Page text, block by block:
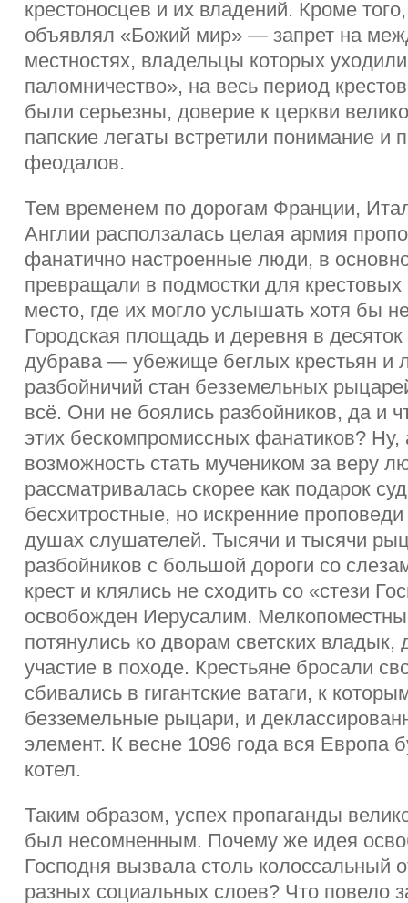
крестоносцев и их владений. Кроме
объявлял «Божий мир» — запрет на
местностях, владельцы которых
паломничество», на весь период
были серьезны, доверие к церкви
папские легаты встретили понимание и
феодалов.
Тем временем по дорогам Франции,
Англии расползалась целая армия
фанатично настроенные люди, в
превращали в подмостки для
место, где их могло услышать хотя бы
Городская площадь и деревня в
дубрава — убежище беглых крестьян и
разбойничий стан безземельных
всё. Они не боялись разбойников, да и
этих бескомпромиссных фанатиков?
возможность стать мучеником за веру
рассматривалась скорее как подарок
бесхитростные, но искренние
душах слушателей. Тысячи и тысячи
разбойников с большой дороги со
крест и клялись не сходить со «стези
освобожден Иерусалим.
потянулись ко дворам светских владык,
участие в походе. Крестьяне бросали
сбивались в гигантские ватаги, к
безземельные рыцари, и
элемент. К весне 1096 года вся Европа
котел.
Таким образом, успех пропаганды
был несомненным. Почему же идея
Господня вызвала столь колоссальный
разных социальных слоев? Что повело